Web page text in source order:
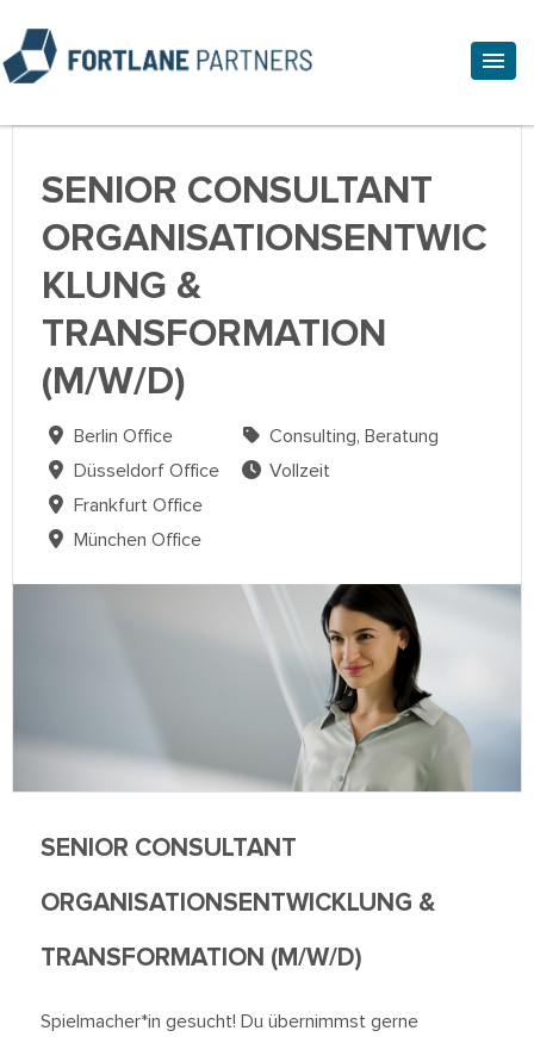
SENIOR CONSULTANT
ORGANISATIONSENTWIC
KLUNG &
TRANSFORMATION
(M/W/D)
Berlin Office
Düsseldorf Office
Frankfurt Office
München Office
Consulting, Beratung
Vollzeit
SENIOR CONSULTANT
ORGANISATIONSENTWICKLUNG &
TRANSFORMATION (M/W/D)
Spielmacher*in gesucht! Du übernimmst gerne